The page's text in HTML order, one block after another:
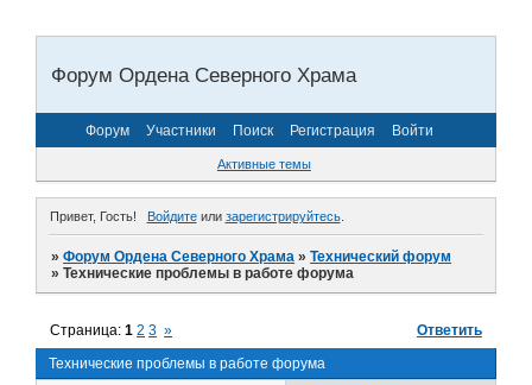
Форум Ордена Северного Храма
Форум Участники Поиск Регистрация Войти
Активные темы
Привет, Гость! Войдитеили зарегистрируйтесь.
»Форум Ордена Северного Храма »Технический форум
»Технические проблемы в работе форума
Технические проблемы в работе форума
Страница:1 2 3 » Ответить